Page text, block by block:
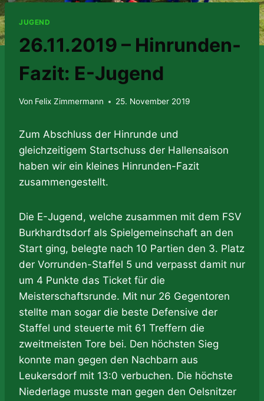
JUGEND
26.11.2019 – Hinrunden-
Fazit: E-Jugend
Von Felix Zimmermann 25. November 2019
Zum Abschluss der Hinrunde und
gleichzeitigem Startschuss der Hallensaison
haben wir ein kleines Hinrunden-Fazit
zusammengestellt.
Die E-Jugend, welche zusammen mit dem FSV
Burkhardtsdorf als Spielgemeinschaft an den
Start ging, belegte nach 10 Partien den 3. Platz
der Vorrunden-Staffel 5 und verpasst damit nur
um 4 Punkte das Ticket für die
Meisterschaftsrunde. Mit nur 26 Gegentoren
stellte man sogar die beste Defensive der
Staffel und steuerte mit 61 Treffern die
zweitmeisten Tore bei. Den höchsten Sieg
konnte man gegen den Nachbarn aus
Leukersdorf mit 13:0 verbuchen. Die höchste
Niederlage musste man gegen den Oelsnitzer